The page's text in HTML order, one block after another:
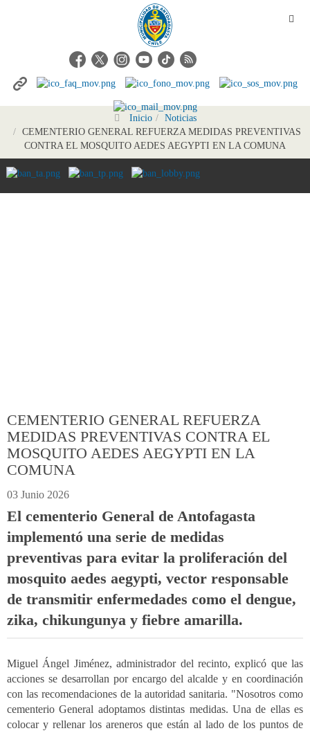
Inicio
Noticias
CEMENTERIO GENERAL REFUERZA MEDIDAS PREVENTIVAS
CONTRA EL MOSQUITO AEDES AEGYPTI EN LA COMUNA
CEMENTERIO GENERAL REFUERZA
MEDIDAS PREVENTIVAS CONTRA EL
MOSQUITO AEDES AEGYPTI EN LA
COMUNA
03 Junio 2026
El cementerio General de Antofagasta
implementó una serie de medidas
preventivas para evitar la proliferación del
mosquito aedes aegypti, vector responsable
de transmitir enfermedades como el dengue,
zika, chikungunya y fiebre amarilla.
Miguel Ángel Jiménez, administrador del recinto, explicó que las
acciones se desarrollan por encargo del alcalde y en coordinación
con las recomendaciones de la autoridad sanitaria. "Nosotros como
cementerio General adoptamos distintas medidas. Una de ellas es
colocar y rellenar los areneros que están al lado de los puntos de